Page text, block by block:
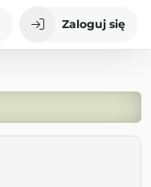
Zaloguj się